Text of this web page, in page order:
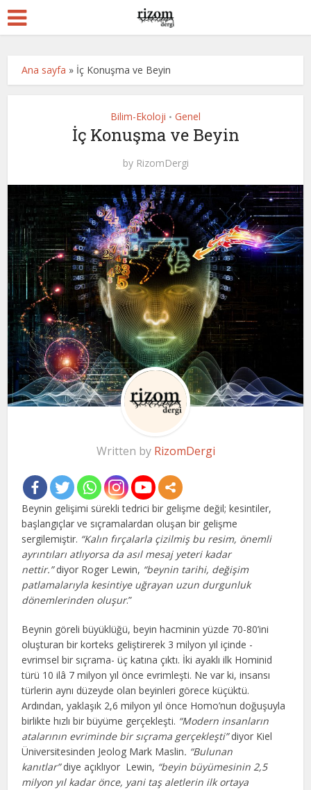
Ana sayfa » İç Konuşma ve Beyin
Bilim-Ekoloji • Genel
İç Konuşma ve Beyin
by RizomDergi
Written by RizomDergi
Beynin gelişimi sürekli tedrici bir gelişme değil; kesintiler,
başlangıçlar ve sıçramalardan oluşan bir gelişme
sergilemiştir. “Kalın fırçalarla çizilmiş bu resim, önemli
ayrıntıları atlıyorsa da asıl mesaj yeteri kadar
nettir.”diyor Roger Lewin, “beynin tarihi, değişim
patlamalarıyla kesintiye uğrayan uzun durgunluk
dönemlerinden oluşur.”
Beynin göreli büyüklüğü, beyin hacminin yüzde 70-80’ini
oluşturan bir korteks geliştirerek 3 milyon yıl içinde -
evrimsel bir sıçrama- üç katına çıktı. İki ayaklı ilk Hominid
türü 10 ilâ 7 milyon yıl önce evrimleşti. Ne var ki, insansı
türlerin aynı düzeyde olan beyinleri görece küçüktü.
Ardından, yaklaşık 2,6 milyon yıl önce Homo’nun doğuşuyla
birlikte hızlı bir büyüme gerçekleşti. “Modern insanların
atalarının evriminde bir sıçrama gerçekleşti”diyor Kiel
Üniversitesinden Jeolog Mark Maslin. “Bulunan
kanıtlar”diye açıklıyor Lewin, “beyin büyümesinin 2,5
milyon yıl kadar önce, yani taş aletlerin ilk ortaya